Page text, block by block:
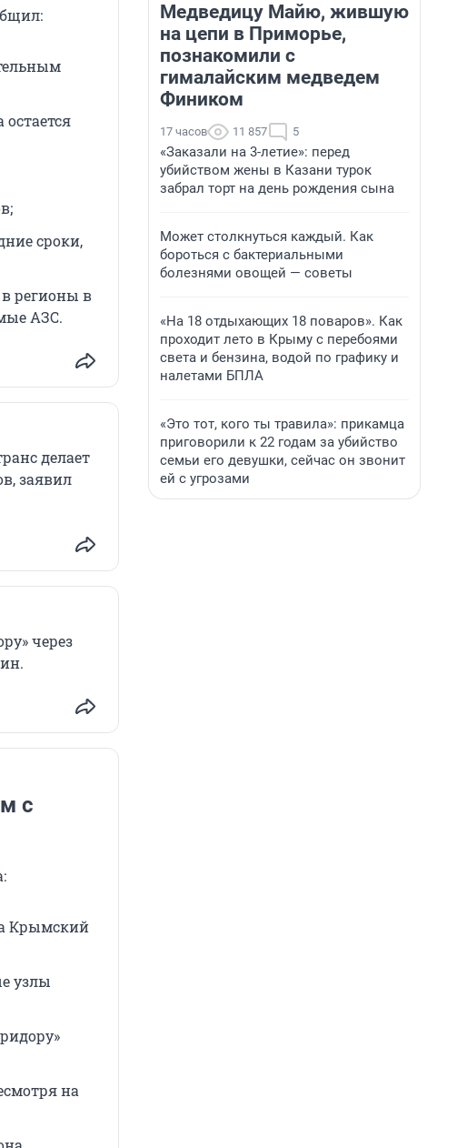
сроки,
регионы в
АЗС.
делает
заявил
через
с
Крымский
узлы
на
Медведицу Майю, жившую
на цепи в Приморье,
познакомили с
гималайским медведем
Фиником
17 часов 11 857 5
«Заказали на 3-летие»: перед
убийством жены в Казани турок
забрал торт на день рождения сына
Может столкнуться каждый. Как
бороться с бактериальными
болезнями овощей — советы
«На 18 отдыхающих 18 поваров». Как
проходит лето в Крыму с перебоями
света и бензина, водой по графику и
налетами БПЛА
«Это тот, кого ты травила»: прикамца
приговорили к 22 годам за убийство
семьи его девушки, сейчас он звонит
ей с угрозами